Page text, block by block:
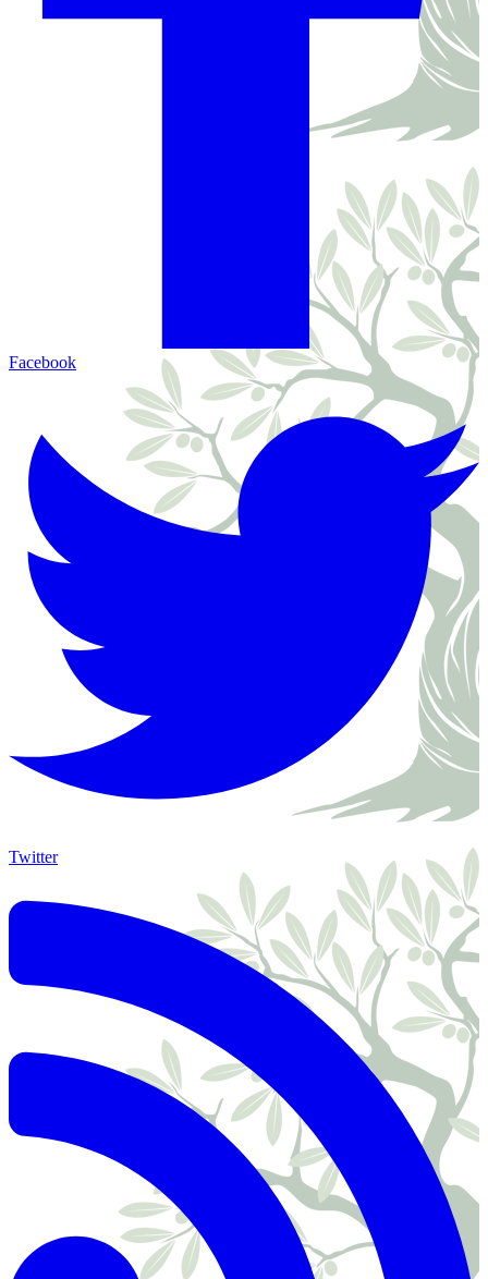
Facebook
Twitter